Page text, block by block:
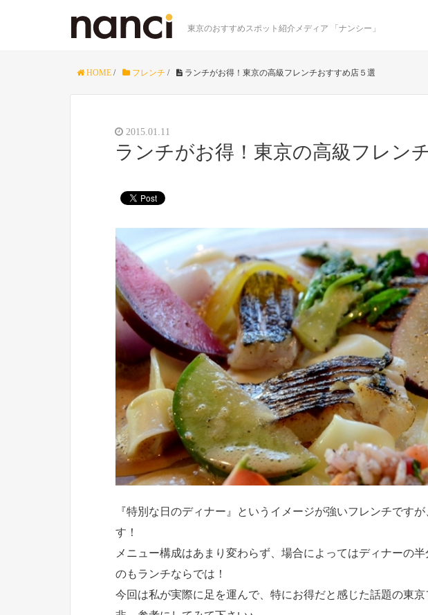
東京のおすすめスポット紹介メディア 「ナンシー」
HOME / フレンチ / ランチがお得！東京の高級フレンチおすすめ店５選
2015.01.11
ランチがお得！東京の高級フレン
『特別な日のディナー』というイメージが強いフレンチです
す！
メニュー構成はあまり変わらず、場合によってはディナーの
のもランチならでは！
今回は私が実際に足を運んで、特にお得だと感じた話題の東